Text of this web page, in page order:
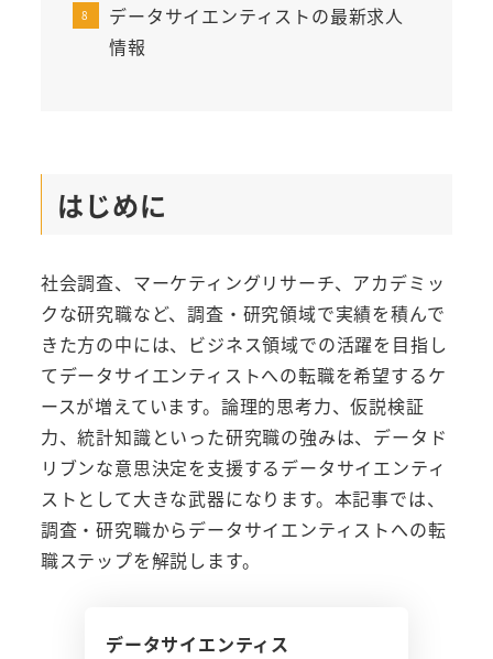
データサイエンティストの最新求人
情報
はじめに
社会調査、マーケティングリサーチ、アカデミッ
クな研究職など、調査・研究領域で実績を積んで
きた方の中には、ビジネス領域での活躍を目指し
てデータサイエンティストへの転職を希望するケ
ースが増えています。論理的思考力、仮説検証
力、統計知識といった研究職の強みは、データド
リブンな意思決定を支援するデータサイエンティ
ストとして大きな武器になります。本記事では、
調査・研究職からデータサイエンティストへの転
職ステップを解説します。
データサイエンティス